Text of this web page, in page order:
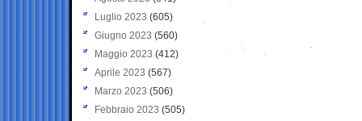
Luglio 2023 (605)
Giugno 2023 (560)
Maggio 2023 (412)
Aprile 2023 (567)
Marzo 2023 (506)
Febbraio 2023 (505)